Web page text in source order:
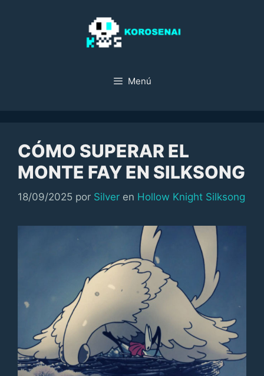
Menú
CÓMO SUPERAR EL
MONTE FAY EN SILKSONG
18/09/2025 por Silver en Categorías
Hollow Knight Silksong